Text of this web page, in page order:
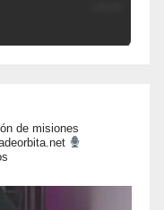
de misiones